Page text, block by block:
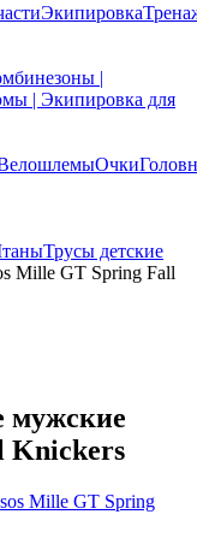
Экипировка
|
| Экипировка для
Очки
Трусы детские
Mille GT Spring Fall
мужские
Knickers